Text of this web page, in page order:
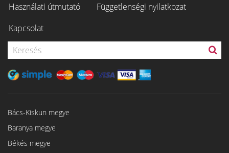
Használati útmutató
Függetlenségi nyilatkozat
Kapcsolat
Bács-Kiskun megye
Baranya megye
Békés megye